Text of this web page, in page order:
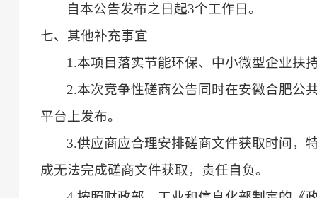
自本公告发布之日起3个工作日。
七、其他补充事宜
1.本项目落实节能环保、中小微型企业扶
2.本次竞争性磋商公告同时在安徽合肥公
平台上发布。
3.供应商应合理安排磋商文件获取时间，
成无法完成磋商文件获取，责任自负。